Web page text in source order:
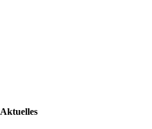
Aktuelles